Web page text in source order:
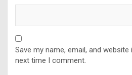
Save my name, email, and
next time I comment.